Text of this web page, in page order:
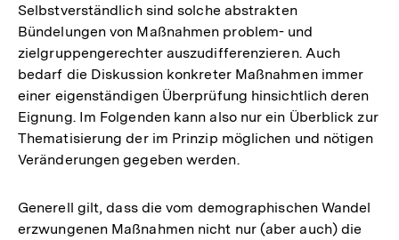
Selbstverständlich sind solche abstrakten
Bündelungen von Maßnahmen problem- und
zielgruppengerechter auszudifferenzieren. Auch
bedarf die Diskussion konkreter Maßnahmen immer
einer eigenständigen Überprüfung hinsichtlich deren
Eignung. Im Folgenden kann also nur ein Überblick zur
Thematisierung der im Prinzip möglichen und nötigen
Veränderungen gegeben werden.
Generell gilt, dass die vom demographischen Wandel
erzwungenen Maßnahmen nicht nur (aber auch) die